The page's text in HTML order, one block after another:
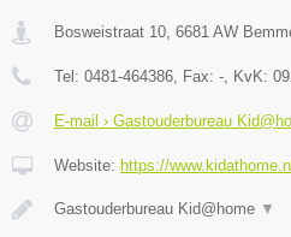
Bosweistraat 10 6681 AW
Tel: 0481-464386 , Fax: - , KvK:
E-mail › Gastouderbureau
Website: https://
Gastouderbureau Kid@home ▼